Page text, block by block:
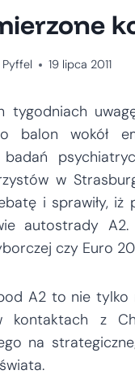
Pyffel 19 lipca 2011
tygodniach
balon wokół
w
i sprawiły,
autostrady A2.
czy Euro
A2 to nie tylko
kontaktach z
na